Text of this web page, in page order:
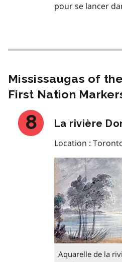
pour se lancer
Mississaugas of
First Nation
La rivière
Location :
Aquarelle de la